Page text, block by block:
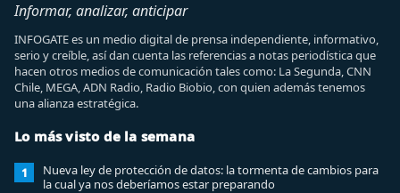
Informar, analizar, anticipar
INFOGATE es un medio digital de prensa independiente, informativo,
serio y creíble, así dan cuenta las referencias a notas periodística que
hacen otros medios de comunicación tales como: La Segunda, CNN
Chile, MEGA, ADN Radio, Radio Biobio, con quien además tenemos
una alianza estratégica.
Lo más visto de la semana
1
Nueva ley de protección de datos: la tormenta de cambios para
la cual ya nos deberíamos estar preparando